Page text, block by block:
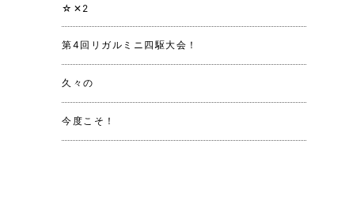
☆✕2
第4回リガルミニ四駆大会！
久々の
今度こそ！